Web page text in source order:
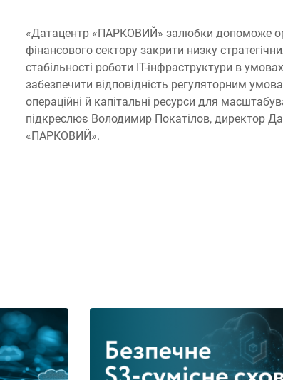
«Датацентр «ПАРКОВИЙ» залюбки допоможе
фінансового сектору закрити низку
стабільності роботи ІТ-інфраструктури в
забезпечити відповідність регуляторним
операційні й капітальні ресурси для
підкреслює Володимир Покатілов, директор
«ПАРКОВИЙ».